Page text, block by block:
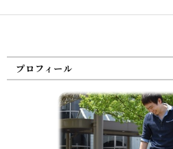
プロフィール